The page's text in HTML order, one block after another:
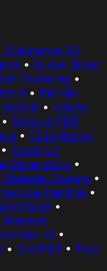
Substance 3D
• Quixel Mixer
Texturing •
• Blender
• Adobe
• Manual PBR
• CrazyBump
• ComfyUI
Generators •
Graphs •
Painting •
•
AI •
• GenPBR • Poly